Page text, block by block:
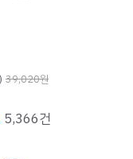
39,020원
5,366건